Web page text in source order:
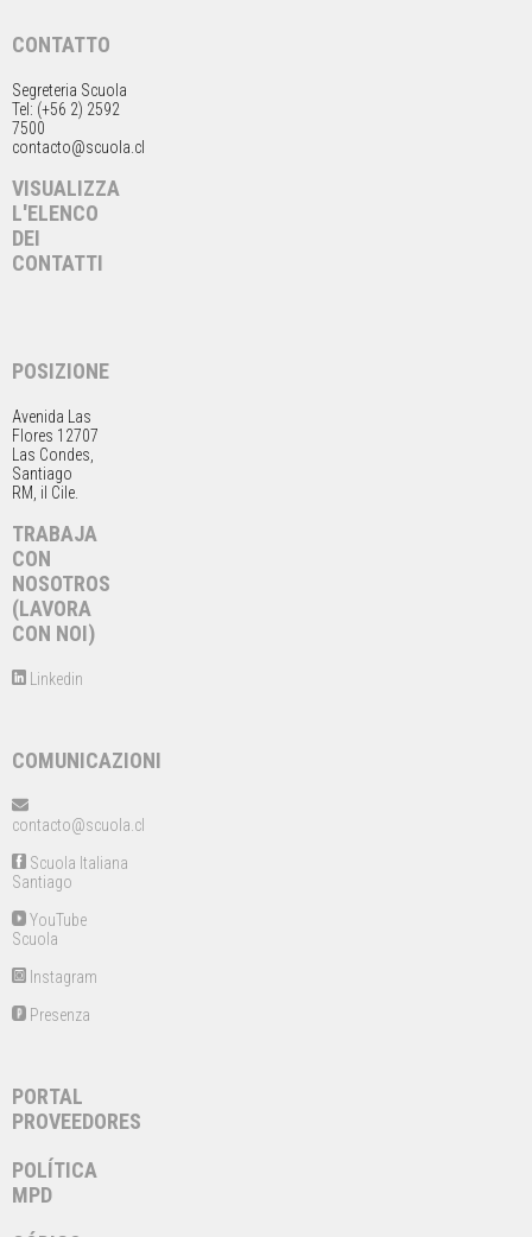
CONTATTO
Segreteria Scuola
Tel: (+56 2) 2592
7500
contacto@scuola.cl
VISUALIZZA
L'ELENCO
DEI
CONTATTI
POSIZIONE
Avenida Las
Flores 12707
Las Condes,
Santiago
RM, il Cile.
TRABAJA
CON
NOSOTROS
(LAVORA
CON NOI)
Linkedin
COMUNICAZIONI
contacto@scuola.cl
Scuola Italiana
Santiago
YouTube
Scuola
Instagram
Presenza
PORTAL
PROVEEDORES
POLÍTICA
MPD